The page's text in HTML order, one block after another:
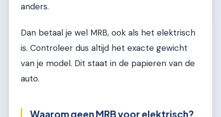
anders.
Dan betaal je wel MRB, ook als het elektrisch
is. Controleer dus altijd het exacte gewicht
van je model. Dit staat in de papieren van de
auto.
Waarom geen MRB voor elektrisch?